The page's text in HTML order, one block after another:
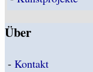
Über
- Kontakt